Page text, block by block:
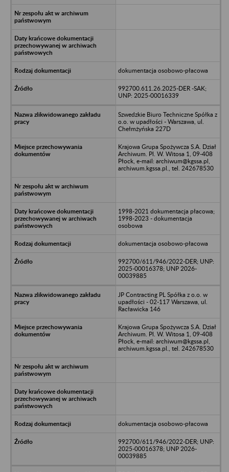
dokumentacja osobowo-płacowa
992700.611.26.2025-DER -SAK;
UNP: 2025-00016339
Szwedzkie Biuro Techniczne Spółka z
o.o. w upadłości - Warszawa, ul.
Chełmżyńska 227D
Krajowa Grupa Spożywcza S.A. Dział
Archiwum. Pl. W. Witosa 1, 09-408
Płock, e-mail: archiwum@kgssa.pl,
archiwum.kgssa.pl., tel. 242678530
1998-2021 dokumentacja płacowa;
1998-2023 - dokumentacja
osobowa
dokumentacja osobowo-płacowa
992700/611/946/2022-DER; UNP:
2025-00016378; UNP 2026-
00039885
JP Contracting PL Spółka z o.o. w
upadłości - 02-117 Warszawa, ul.
Racławicka 146
Krajowa Grupa Spożywcza S.A. Dział
Archiwum. Pl. W. Witosa 1, 09-408
Płock, e-mail: archiwum@kgssa.pl,
archiwum.kgssa.pl., tel. 242678530
dokumentacja osobowo-płacowa
992700/611/946/2022-DER; UNP:
2025-00016378; UNP 2026-
00039885